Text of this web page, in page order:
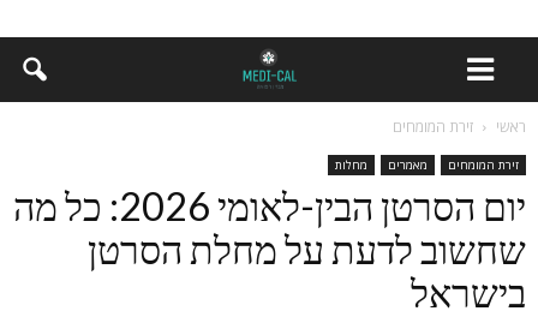
ראשי זירת המומחים
זירת המומחים מאמרים מחלות
יום הסרטן הבין-לאומי 2026: כל מה
שחשוב לדעת על מחלת הסרטן
בישראל